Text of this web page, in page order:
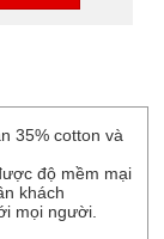
35% cotton và
độ mềm mại
khách
mọi người.